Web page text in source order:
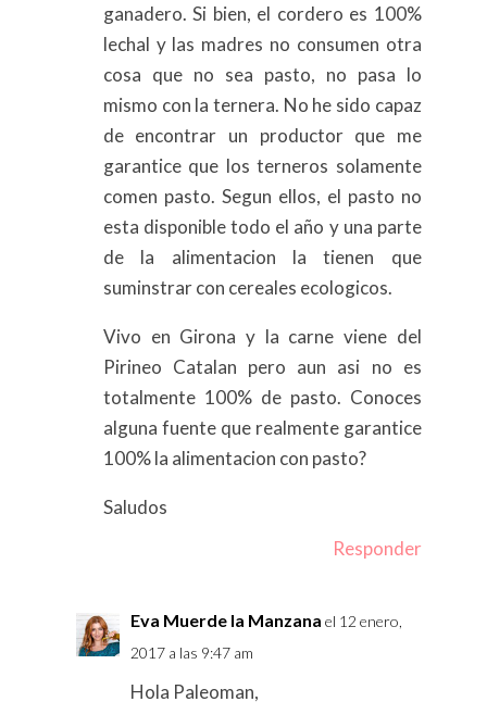
ganadero. Si bien, el cordero es 100%
lechal y las madres no consumen otra
cosa que no sea pasto, no pasa lo
mismo con la ternera. No he sido capaz
de encontrar un productor que me
garantice que los terneros solamente
comen pasto. Segun ellos, el pasto no
esta disponible todo el año y una parte
de la alimentacion la tienen que
suminstrar con cereales ecologicos.
Vivo en Girona y la carne viene del
Pirineo Catalan pero aun asi no es
totalmente 100% de pasto. Conoces
alguna fuente que realmente garantice
100% la alimentacion con pasto?
Saludos
Responder
Eva Muerde la Manzana el 12 enero,
2017 a las 9:47 am
Hola Paleoman,